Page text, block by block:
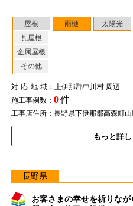
屋根
瓦屋根
金属屋根
その他
雨樋 太陽光
対応地域：上伊那郡中川村 周辺
施工事例数： 0件
工事店住所：長野県下伊那郡高森町山
もっと詳
長野県
お客さまの幸せを祈りな